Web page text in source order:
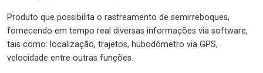
Produto que possibilita o rastreamento de semirreboques,
fornecendo em tempo real diversas informações via software,
tais como: localização, trajetos, hubodômetro via GPS,
velocidade entre outras funções.